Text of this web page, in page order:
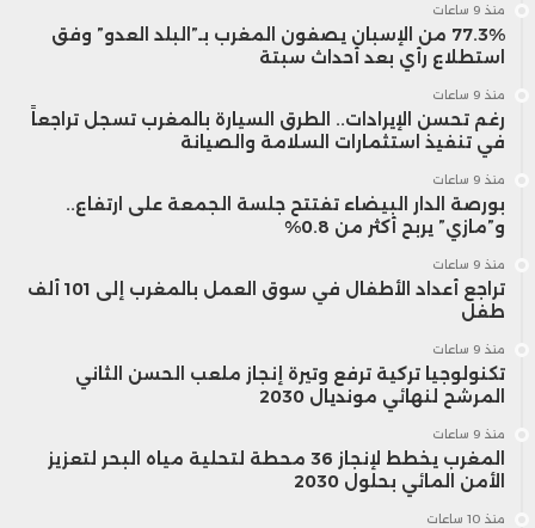
منذ 9 ساعات
77.3% من الإسبان يصفون المغرب بـ”البلد العدو” وفق
استطلاع رأي بعد أحداث سبتة
منذ 9 ساعات
رغم تحسن الإيرادات.. الطرق السيارة بالمغرب تسجل تراجعاً
في تنفيذ استثمارات السلامة والصيانة
منذ 9 ساعات
بورصة الدار البيضاء تفتتح جلسة الجمعة على ارتفاع..
و”مازي” يربح أكثر من 0.8%
منذ 9 ساعات
تراجع أعداد الأطفال في سوق العمل بالمغرب إلى 101 ألف
طفل
منذ 9 ساعات
تكنولوجيا تركية ترفع وتيرة إنجاز ملعب الحسن الثاني
المرشح لنهائي مونديال 2030
منذ 9 ساعات
المغرب يخطط لإنجاز 36 محطة لتحلية مياه البحر لتعزيز
الأمن المائي بحلول 2030
منذ 10 ساعات